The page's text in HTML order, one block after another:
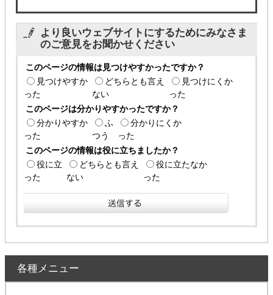
より良いウェブサイトにするためにみなさま
のご意見をお聞かせください
このページの情報は見つけやすかったですか？
見つけやすか
った
どちらとも言え
ない
見つけにくか
った
このページは分かりやすかったですか？
分かりやすか
った
ふ
つう
分かりにくか
った
このページの情報は役に立ちましたか？
役に立
った
どちらとも言え
ない
役に立たなか
った
各種メニュー